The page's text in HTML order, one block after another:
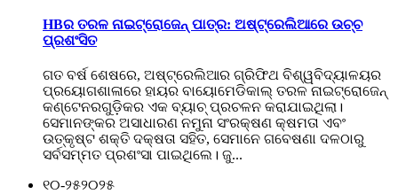
HBର ତରଳ ନାଇଟ୍ରୋଜେନ୍ ପାତ୍ର: ଅଷ୍ଟ୍ରେଲିଆରେ ଉଚ୍ଚ
ପ୍ରଶଂସିତ
ଗତ ବର୍ଷ ଶେଷରେ, ଅଷ୍ଟ୍ରେଲିଆର ଗ୍ରିଫିଥ ବିଶ୍ୱବିଦ୍ୟାଳୟର
ପ୍ରୟୋଗଶାଳାରେ ହାୟର ବାୟୋମେଡିକାଲ୍ ତରଳ ନାଇଟ୍ରୋଜେନ୍
କଣ୍ଟେନରଗୁଡ଼ିକର ଏକ ବ୍ୟାଚ୍ ପ୍ରଚଳନ କରାଯାଇଥିଲା।
ସେମାନଙ୍କର ଅସାଧାରଣ ନମୁନା ସଂରକ୍ଷଣ କ୍ଷମତା ଏବଂ
ଉତ୍କୃଷ୍ଟ ଶକ୍ତି ଦକ୍ଷତା ସହିତ, ସେମାନେ ଗବେଷଣା ଦଳଠାରୁ
ସର୍ବସମ୍ମତ ପ୍ରଶଂସା ପାଇଥିଲେ। ଜୁ...
୧୦-୨୫୨୦୨୫